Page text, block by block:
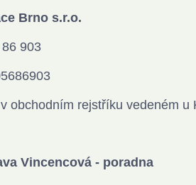
Brno s.r.o.
903
obchodním rejstříku vedeném
Vincencová - poradna